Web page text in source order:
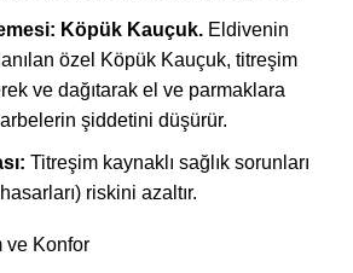
Köpük Kauçuk. Eldivenin
özel Köpük Kauçuk, titreşim
ve dağıtarak el ve parmaklara
şiddetini düşürür.
Titreşim kaynaklı sağlık sorunları
riskini azaltır.
ve Konfor